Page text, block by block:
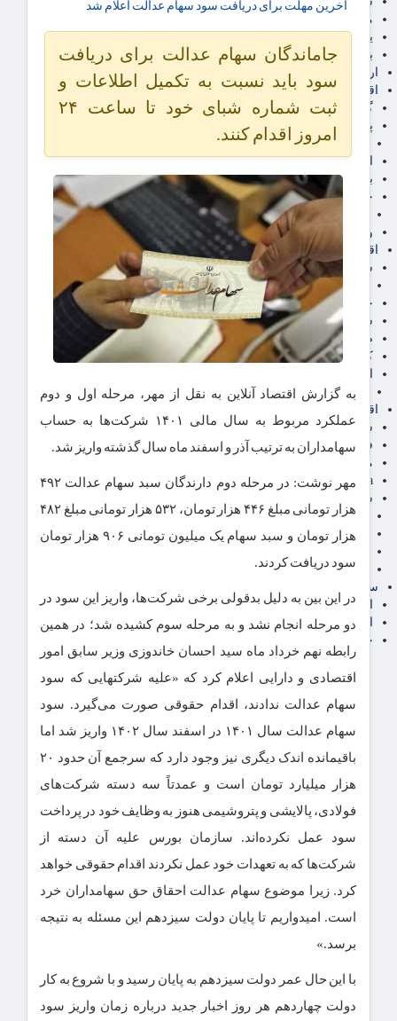
مالیات
یارانه و معیشت مردم
برق، آب و انرژی
ارز دیجیتال
اقتصاد اجتماعی
گردشگری
پزشکی، سلامت و زیبایی
ایران مدلب
اجتماعی
بازنشستگان
حقوق و قضایی
دفتر وکیل
ورزشی
اقتصاد شهری و روستایی
شهر و مسکن و عمران
گسترش ساختمان
حمل و نقل
شهرک های صنعتی
صنایع غذایی
کشاورزی و دامداری
استان تهران
اقتصاد بین الملل
سیاسی
فارکس
مناطق آزاد تجاری
24intermedia
سایر اخبار اقتصادی
عمومی و سرگرمی
فناوری
آکادمی آموزش اقتصادی
سایر رسانه ها
اقتصاد فارسی
اقتصاد آفرین
خرید انواع دیزل ژنراتور
آخرین مهلت برای دریافت سود سهام عدالت اعلام شد
جاماندگان سهام عدالت برای دریافت
سود باید نسبت به تکمیل اطلاعات و
ثبت شماره شبای خود تا ساعت ۲۴
امروز اقدام کنند.
به گزارش اقتصاد آنلاین به نقل از مهر، مرحله اول و دوم
عملکرد مربوط به سال مالی ۱۴۰۱ شرکت‌ها به حساب
سهامداران به ترتیب آذر و اسفند ماه سال گذشته واریز شد.
مهر نوشت: در مرحله دوم دارندگان سبد سهام عدالت ۴۹۲
هزار تومانی مبلغ ۴۴۶ هزار تومان، ۵۳۲ هزار تومانی مبلغ ۴۸۲
هزار تومان و سبد سهام یک میلیون تومانی ۹۰۶ هزار تومان
سود دریافت کردند.
در این بین به دلیل بدقولی برخی شرکت‌ها، واریز این سود در
دو مرحله انجام نشد و به مرحله سوم کشیده شد؛ در همین
رابطه نهم خرداد ماه سید احسان خاندوزی وزیر سابق امور
اقتصادی و دارایی اعلام کرد که «علیه شرکتهایی که سود
سهام عدالت ندادند، اقدام حقوقی صورت می‌گیرد. سود
سهام عدالت سال ۱۴۰۱ در اسفند سال ۱۴۰۲ واریز شد اما
باقیمانده اندک دیگری نیز وجود دارد که سرجمع آن حدود ۲۰
هزار میلیارد تومان است و عمدتاً سه دسته شرکت‌های
فولادی، پالایشی و پتروشیمی هنوز به وظایف خود در پرداخت
سود عمل نکرده‌اند. سازمان بورس علیه آن دسته از
شرکت‌ها که به تعهدات خود عمل نکردند اقدام حقوقی خواهد
کرد. زیرا موضوع سهام عدالت احقاق حق سهامداران خرد
است. امیدواریم تا پایان دولت سیزدهم این مسئله به نتیجه
برسد.»
با این حال عمر دولت سیزدهم به پایان رسید و با شروع به کار
دولت چهاردهم هر روز اخبار جدید درباره زمان واریز سود